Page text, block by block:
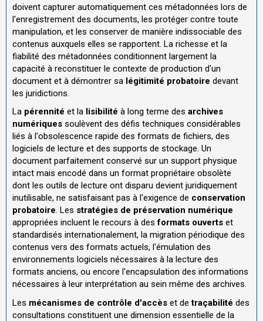
doivent capturer automatiquement ces métadonnées lors de
l'enregistrement des documents, les protéger contre toute
manipulation, et les conserver de manière indissociable des
contenus auxquels elles se rapportent. La richesse et la
fiabilité des métadonnées conditionnent largement la
capacité à reconstituer le contexte de production d'un
document et à démontrer sa légitimité probatoire devant
les juridictions.
La pérennité et la lisibilité à long terme des archives
numériques soulèvent des défis techniques considérables
liés à l'obsolescence rapide des formats de fichiers, des
logiciels de lecture et des supports de stockage. Un
document parfaitement conservé sur un support physique
intact mais encodé dans un format propriétaire obsolète
dont les outils de lecture ont disparu devient juridiquement
inutilisable, ne satisfaisant pas à l'exigence de conservation
probatoire. Les stratégies de préservation numérique
appropriées incluent le recours à desformats ouverts et
standardisés internationalement, la migration périodique des
contenus vers des formats actuels, l'émulation des
environnements logiciels nécessaires à la lecture des
formats anciens, ou encore l'encapsulation des informations
nécessaires à leur interprétation au sein même des archives.
Les mécanismes de contrôle d'accès et detraçabilité des
consultations constituent une dimension essentielle de la